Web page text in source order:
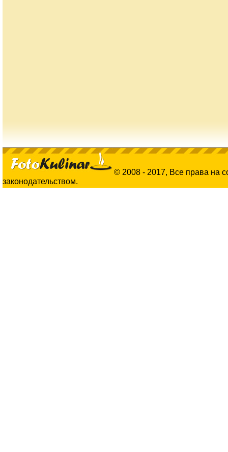
© 2008 - 2017, Все права на
законодательством.